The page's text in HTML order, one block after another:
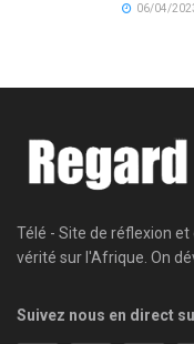
06/04/
Télé - Site de réflexion
vérité sur l'Afrique. On
Suivez nous en direct